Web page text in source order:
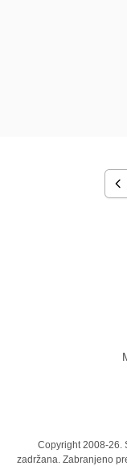
Copyright 2008-26.
zadržana. Zabranjeno